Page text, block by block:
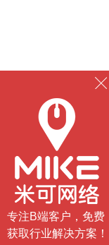
专注B端客户，免费
获取行业解决方案！